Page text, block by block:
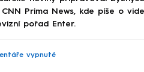
Prima News, kde píše o
pořad Enter.
vypnuté